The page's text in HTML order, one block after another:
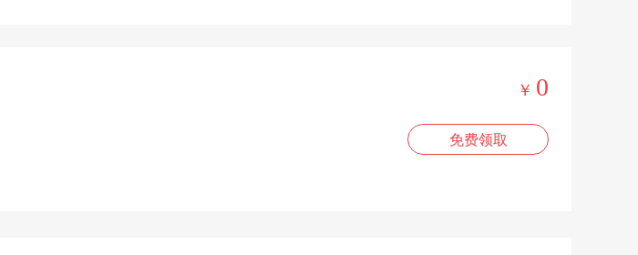
￥ 0
免费领取